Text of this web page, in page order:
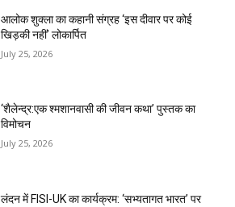
आलोक शुक्ला का कहानी संग्रह ‘इस दीवार पर कोई
खिड़की नहीं’ लोकार्पित
July 25, 2026
‘शैलेन्द्र:एक श्मशानवासी की जीवन कथा’ पुस्तक का
विमोचन
July 25, 2026
लंदन में FISI-UK का कार्यक्रम: ‘सभ्यतागत भारत’ पर